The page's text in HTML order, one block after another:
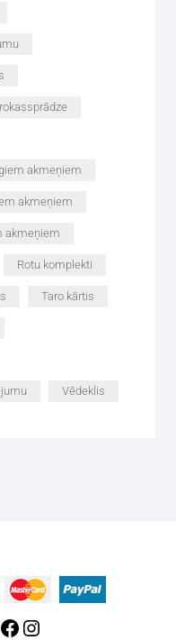
rokassprādze
akmeņiem
akmeņiem
akmeņiem
Rotu komplekti
Taro kārtis
Vēdeklis